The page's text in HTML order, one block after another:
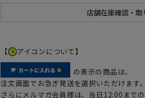
【 アイコンについて】
の表示の商品は、
注文画面でお急ぎ発送を選択いただけます。
さらにメルマガ会員様は、当日12:00まで